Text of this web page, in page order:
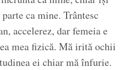
ca mine. Trântesc
accelerez, dar femeia e
mea fizică. Mă irită ochii
ei chiar mă înfurie.